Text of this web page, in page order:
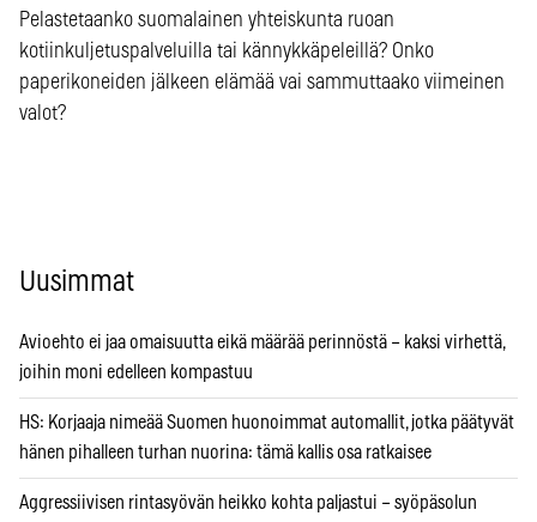
Pelastetaanko suomalainen yhteiskunta ruoan
kotiinkuljetuspalveluilla tai kännykkäpeleillä? Onko
paperikoneiden jälkeen elämää vai sammuttaako viimeinen
valot?
Uusimmat
Avioehto ei jaa omaisuutta eikä määrää perinnöstä – kaksi virhettä,
joihin moni edelleen kompastuu
HS: Korjaaja nimeää Suomen huonoimmat automallit, jotka päätyvät
hänen pihalleen turhan nuorina: tämä kallis osa ratkaisee
Aggressiivisen rintasyövän heikko kohta paljastui – syöpäsolun